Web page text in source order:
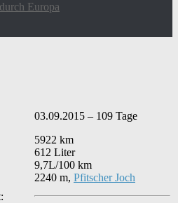
Europa
03.09.2015 – 109 Tage
5922 km
612 Liter
9,7L/100 km
2240 m, Pfitscher Joch